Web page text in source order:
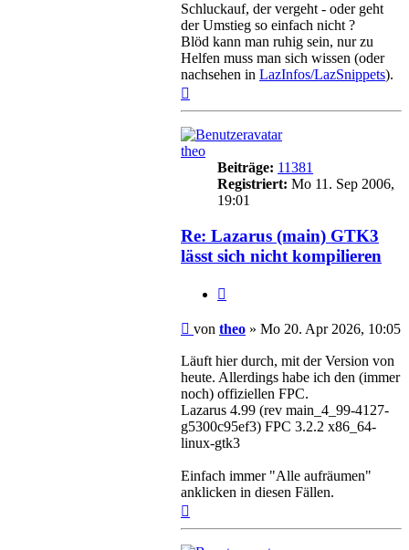
Schluckauf, der vergeht - oder geht
der Umstieg so einfach nicht ?
Blöd kann man ruhig sein, nur zu
Helfen muss man sich wissen (oder
nachsehen in LazInfos/LazSnippets).
theo
Beiträge: 11381
Registriert: Mo 11. Sep 2006,
19:01
Re: Lazarus (main) GTK3
lässt sich nicht kompilieren
Beitrag
von theo » Mo 20. Apr 2026, 10:05
Läuft hier durch, mit der Version von
heute. Allerdings habe ich den (immer
noch) offiziellen FPC.
Lazarus 4.99 (rev main_4_99-4127-
g5300c95ef3) FPC 3.2.2 x86_64-
linux-gtk3
Einfach immer "Alle aufräumen"
anklicken in diesen Fällen.